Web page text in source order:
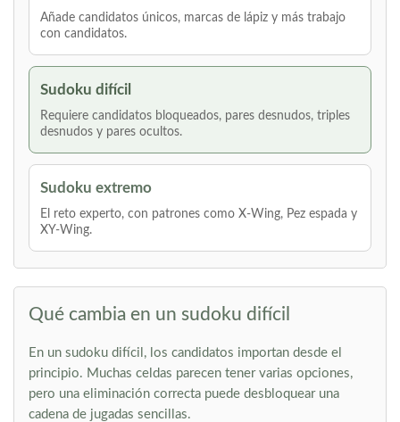
Añade candidatos únicos, marcas de lápiz y más trabajo
con candidatos.
Sudoku difícil
Requiere candidatos bloqueados, pares desnudos, triples
desnudos y pares ocultos.
Sudoku extremo
El reto experto, con patrones como X-Wing, Pez espada y
XY-Wing.
Qué cambia en un sudoku difícil
En un sudoku difícil, los candidatos importan desde el
principio. Muchas celdas parecen tener varias opciones,
pero una eliminación correcta puede desbloquear una
cadena de jugadas sencillas.